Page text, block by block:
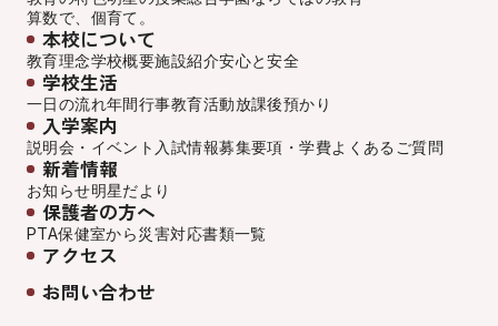
算数で、個育て。
本校について
教育理念学校概要施設紹介安心と安全
学校生活
一日の流れ年間行事教育活動放課後預かり
入学案内
説明会・イベント 入試情報募集要項・学費よくあるご質問
新着情報
お知らせ明星だより
保護者の方へ
PTA保健室から災害対応書類一覧
アクセス
お問い合わせ